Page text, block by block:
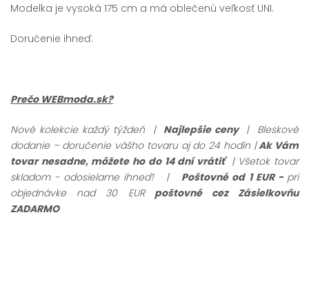
Modelka je vysoká 175 cm a má oblečenú veľkosť UNI.
Doručenie ihneď.
Prečo WEBmoda.sk?
Nové kolekcie každý týždeň |Najlepšie ceny | Bleskové
dodanie – doručenie vášho tovaru aj do 24 hodín |Ak Vám
tovar nesadne, môžete ho do 14 dní vrátiť | Všetok tovar
skladom - odosielame ihneď!
| Poštovné od 1 EUR - pri
objednávke nad 30 EURpoštovné cez Zásielkovňu
ZADARMO